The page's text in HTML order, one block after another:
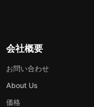
会社概要
お問い合わせ
About Us
価格